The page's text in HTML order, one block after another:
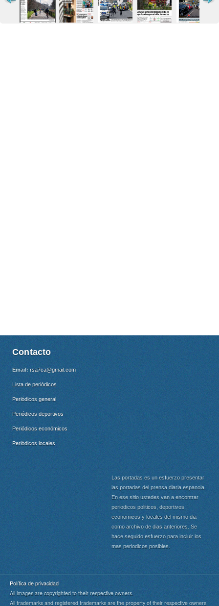
Contacto
Email: rsa7ca@gmail.com
Lista de periódicos
Periódicos general
Periódicos deportivos
Periódicos económicos
Periódicos locales
Las portadas es un esfuerzo presentar
las portadas del prensa diaria espanola.
En ese sitio ustedes van a encontrar
periodicos politicos, deportivos,
economicos y locales del mismo dia
como archivo de dias anteriores. Se
hace seguido esfuerzo para incluir los
mas periodicos posibles.
Política de privacidad
All images are copyrighted to their respective owners.
All trademarks and registered trademarks are the property of their respective owners.